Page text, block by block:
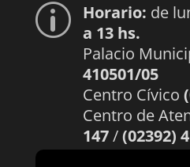
p Horario: de
a 13 hs.
Palacio
410501/05
Centro Cívico
Centro de
147/(02392)